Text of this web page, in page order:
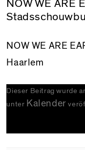
NOW WE ARE
NOW WE ARE
Haarlem
Dieser Beitrag wurde
unter Kalender